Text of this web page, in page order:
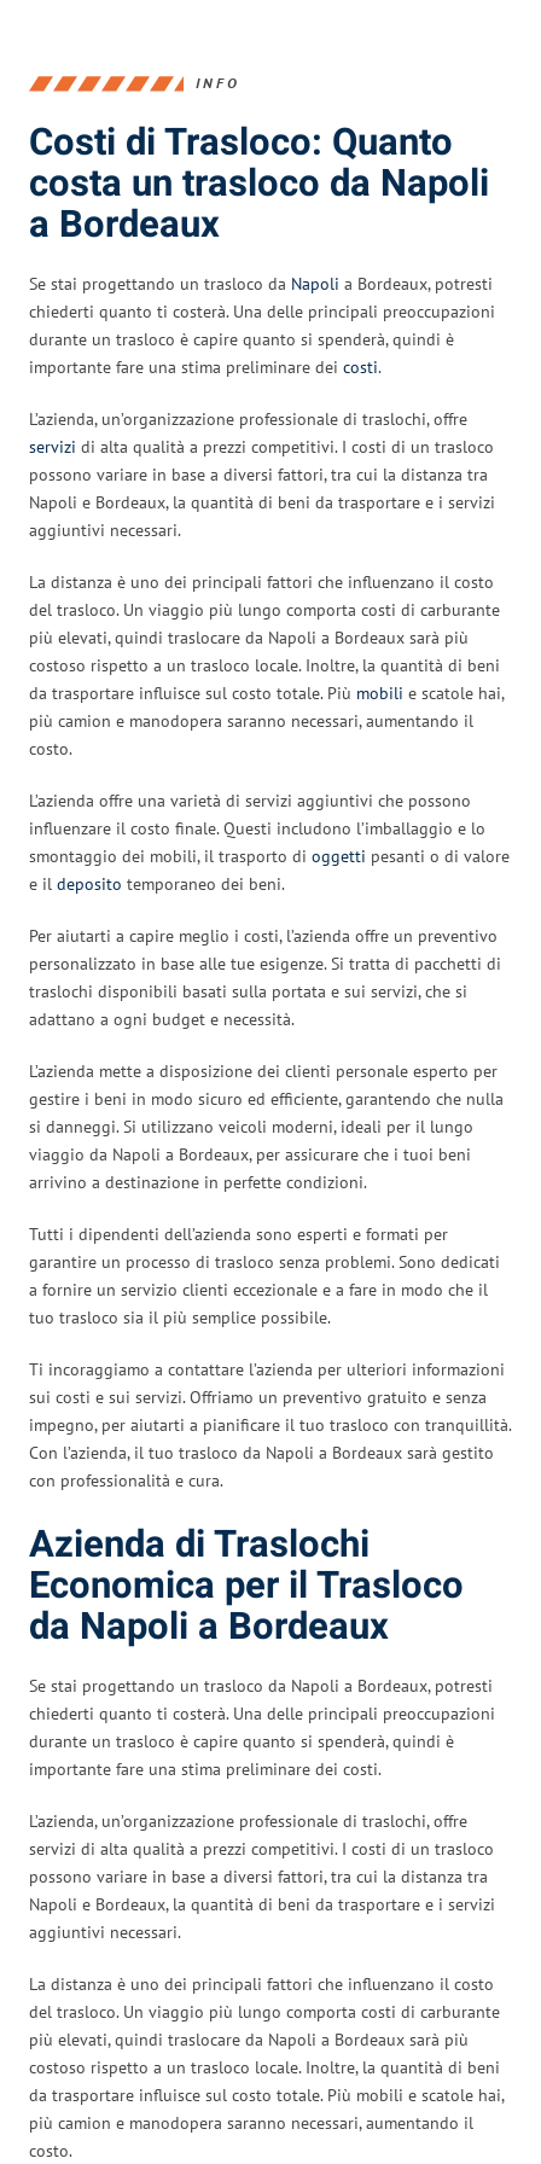
INFO
Costi di Trasloco: Quanto
costa un trasloco da Napoli
a Bordeaux
Se stai progettando un trasloco da Napoli a Bordeaux, potresti
chiederti quanto ti costerà. Una delle principali preoccupazioni
durante un trasloco è capire quanto si spenderà, quindi è
importante fare una stima preliminare dei costi.
L’azienda, un’organizzazione professionale di traslochi, offre
servizi di alta qualità a prezzi competitivi. I costi di un trasloco
possono variare in base a diversi fattori, tra cui la distanza tra
Napoli e Bordeaux, la quantità di beni da trasportare e i servizi
aggiuntivi necessari.
La distanza è uno dei principali fattori che influenzano il costo
del trasloco. Un viaggio più lungo comporta costi di carburante
più elevati, quindi traslocare da Napoli a Bordeaux sarà più
costoso rispetto a un trasloco locale. Inoltre, la quantità di beni
da trasportare influisce sul costo totale. Più mobili e scatole hai,
più camion e manodopera saranno necessari, aumentando il
costo.
L’azienda offre una varietà di servizi aggiuntivi che possono
influenzare il costo finale. Questi includono l’imballaggio e lo
smontaggio dei mobili, il trasporto di oggetti pesanti o di valore
e il deposito temporaneo dei beni.
Per aiutarti a capire meglio i costi, l’azienda offre un preventivo
personalizzato in base alle tue esigenze. Si tratta di pacchetti di
traslochi disponibili basati sulla portata e sui servizi, che si
adattano a ogni budget e necessità.
L’azienda mette a disposizione dei clienti personale esperto per
gestire i beni in modo sicuro ed efficiente, garantendo che nulla
si danneggi. Si utilizzano veicoli moderni, ideali per il lungo
viaggio da Napoli a Bordeaux, per assicurare che i tuoi beni
arrivino a destinazione in perfette condizioni.
Tutti i dipendenti dell’azienda sono esperti e formati per
garantire un processo di trasloco senza problemi. Sono dedicati
a fornire un servizio clienti eccezionale e a fare in modo che il
tuo trasloco sia il più semplice possibile.
Ti incoraggiamo a contattare l’azienda per ulteriori informazioni
sui costi e sui servizi. Offriamo un preventivo gratuito e senza
impegno, per aiutarti a pianificare il tuo trasloco con tranquillità.
Con l’azienda, il tuo trasloco da Napoli a Bordeaux sarà gestito
con professionalità e cura.
Azienda di Traslochi
Economica per il Trasloco
da Napoli a Bordeaux
Se stai progettando un trasloco da Napoli a Bordeaux, potresti
chiederti quanto ti costerà. Una delle principali preoccupazioni
durante un trasloco è capire quanto si spenderà, quindi è
importante fare una stima preliminare dei costi.
L’azienda, un’organizzazione professionale di traslochi, offre
servizi di alta qualità a prezzi competitivi. I costi di un trasloco
possono variare in base a diversi fattori, tra cui la distanza tra
Napoli e Bordeaux, la quantità di beni da trasportare e i servizi
aggiuntivi necessari.
La distanza è uno dei principali fattori che influenzano il costo
del trasloco. Un viaggio più lungo comporta costi di carburante
più elevati, quindi traslocare da Napoli a Bordeaux sarà più
costoso rispetto a un trasloco locale. Inoltre, la quantità di beni
da trasportare influisce sul costo totale. Più mobili e scatole hai,
più camion e manodopera saranno necessari, aumentando il
costo.